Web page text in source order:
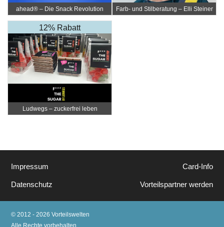
ahead® – Die Snack Revolution Farb- und Stilberatung – Elli Steiner
12% Rabatt
Ludwegs – zuckerfrei leben
Impressum
Datenschutz
Card-Info
Vorteilspartner werden
© 2012 - 2026 Vorteilswelten
Alle Rechte vorbehalten